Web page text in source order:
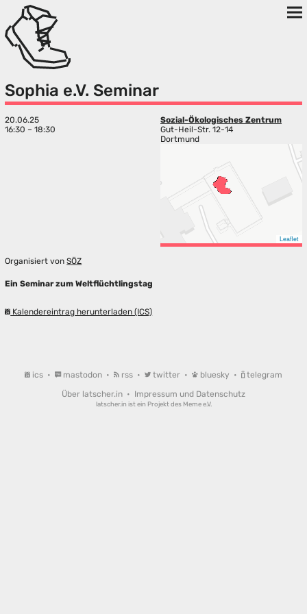
Sophia e.V. Seminar
20.06.25
16:30 – 18:30
Sozial-Ökologisches Zentrum
Gut-Heil-Str. 12-14
Dortmund
Leaflet
Organisiert vonSÖZ
Ein Seminar zum Weltflüchtlingstag
Kalendereintrag herunterladen (ICS)
ics • mastodon • rss • twitter • bluesky •
telegram
Über latscher.in • Impressum und Datenschutz
latscher.in ist ein Projekt des Meme e.V.